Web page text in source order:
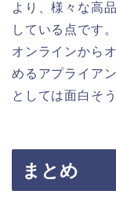
より、様々な高
している点です
オンラインから
めるアプライア
としては面白そう
まとめ